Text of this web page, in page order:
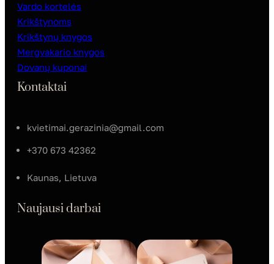
Vardo kortelės
Krikštynoms
Krikštynų knygos
Mergvakario knygos
Dovanų kuponai
Kontaktai
kvietimai.gerazinia@gmail.com
+370 673 42362
Kaunas, Lietuva
Naujausi darbai